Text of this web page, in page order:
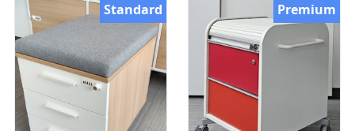
Standard Premium